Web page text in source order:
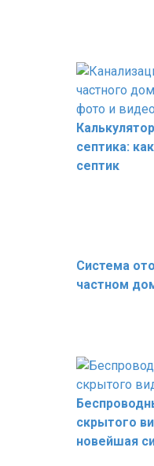
септика:
септик
Система
частном
скрытого
новейшая